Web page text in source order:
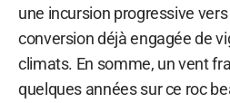
une incursion progressive
conversion déjà engagée de
climats. En somme, un vent
quelques années sur ce roc